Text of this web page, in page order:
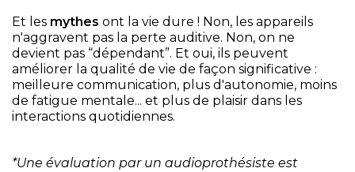
Et les mythes ont la vie dure ! Non, les appareils
n'aggravent pas la perte auditive. Non, on ne
devient pas “dépendant”. Et oui, ils peuvent
améliorer la qualité de vie de façon significative :
meilleure communication, plus d'autonomie, moins
de fatigue mentale... et plus de plaisir dans les
interactions quotidiennes.
*Une évaluation par un audioprothésiste est